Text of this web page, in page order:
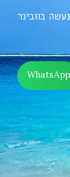
בוובינר
WhatsApp